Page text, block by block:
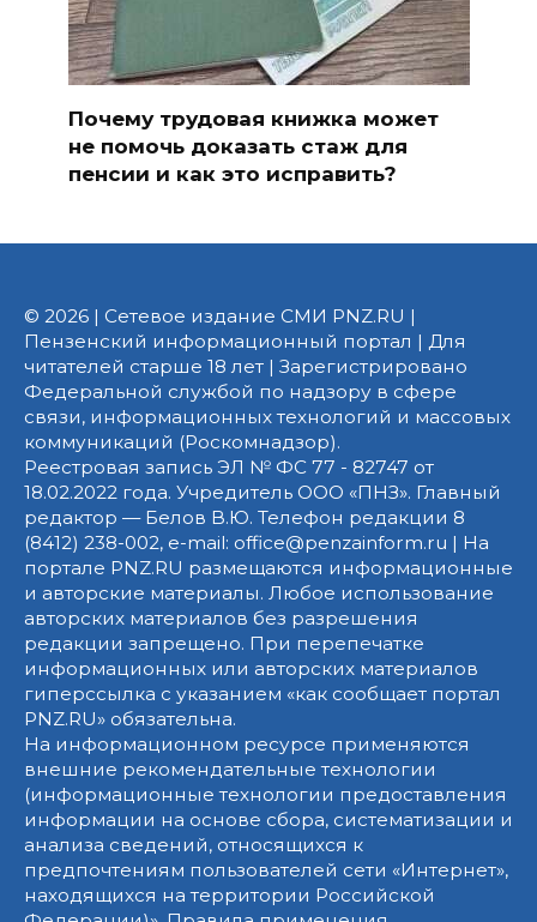
Почему трудовая книжка может
не помочь доказать стаж для
пенсии и как это исправить?
© 2026 | Сетевое издание СМИ PNZ.RU |
Пензенский информационный портал | Для
читателей старше 18 лет | Зарегистрировано
Федеральной службой по надзору в сфере
связи, информационных технологий и массовых
коммуникаций (Роскомнадзор).
Реестровая запись ЭЛ № ФС 77 - 82747 от
18.02.2022 года. Учредитель ООО «ПНЗ». Главный
редактор — Белов В.Ю. Телефон редакции 8
(8412) 238-002, e-mail: office@penzainform.ru | На
портале PNZ.RU размещаются информационные
и авторские материалы. Любое использование
авторских материалов без разрешения
редакции запрещено. При перепечатке
информационных или авторских материалов
гиперссылка с указанием «как сообщает портал
PNZ.RU» обязательна.
На информационном ресурсе применяются
внешние рекомендательные технологии
(информационные технологии предоставления
информации на основе сбора, систематизации и
анализа сведений, относящихся к
предпочтениям пользователей сети «Интернет»,
находящихся на территории Российской